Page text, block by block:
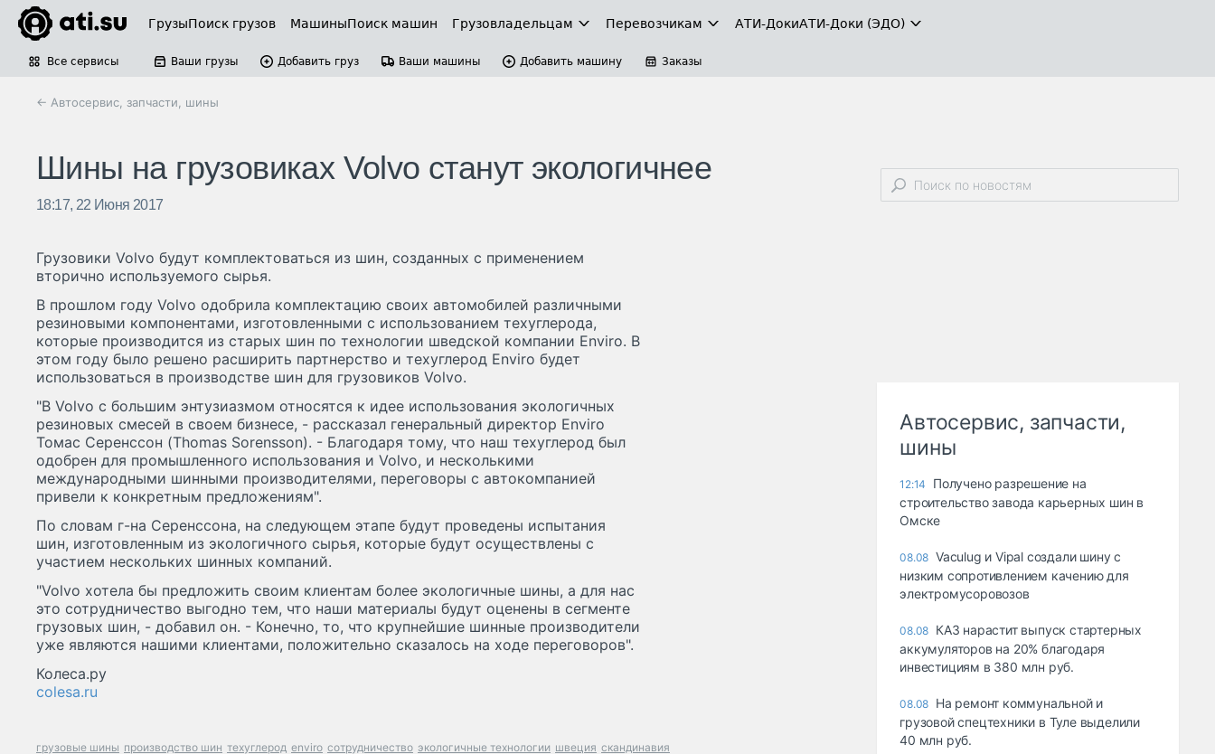
ГрузыПоиск грузов МашиныПоиск машин Грузовладельцам Перевозчикам АТИ-ДокиАТИ-Доки (ЭДО)
Все сервисы Ваши грузы Добавить груз Ваши машины Добавить машину Заказы
← Автосервис, запчасти, шины
Шины на грузовиках Volvo станут экологичнее
18:17, 22 Июня 2017
Грузовики Volvo будут комплектоваться из шин, созданных с применением
вторично используемого сырья.
В прошлом году Volvo одобрила комплектацию своих автомобилей различными
резиновыми компонентами, изготовленными с использованием техуглерода,
которые производится из старых шин по технологии шведской компании Enviro. В
этом году было решено расширить партнерство и техуглерод Enviro будет
использоваться в производстве шин для грузовиков Volvo.
"В Volvo с большим энтузиазмом относятся к идее использования экологичных
резиновых смесей в своем бизнесе, - рассказал генеральный директор Enviro
Томас Серенссон (Thomas Sorensson). - Благодаря тому, что наш техуглерод был
одобрен для промышленного использования и Volvo, и несколькими
международными шинными производителями, переговоры с автокомпанией
привели к конкретным предложениям".
По словам г-на Серенссона, на следующем этапе будут проведены испытания
шин, изготовленным из экологичного сырья, которые будут осуществлены с
участием нескольких шинных компаний.
"Volvo хотела бы предложить своим клиентам более экологичные шины, а для нас
это сотрудничество выгодно тем, что наши материалы будут оценены в сегменте
грузовых шин, - добавил он. - Конечно, то, что крупнейшие шинные производители
уже являются нашими клиентами, положительно сказалось на ходе переговоров".
Колеса.ру
colesa.ru
грузовые шины производство шин техуглерод enviro сотрудничество экологичные технологии швеция скандинавия
Автосервис, запчасти,
шины
12:14
Получено разрешение на
строительство завода карьерных шин в
Омске
08.08 Vaculug и Vipal создали шину с
низким сопротивлением качению для
электромусоровозов
08.08 КАЗ нарастит выпуск стартерных
аккумуляторов на 20% благодаря
инвестициям в 380 млн руб.
08.08 На ремонт коммунальной и
грузовой спецтехники в Туле выделили
40 млн руб.